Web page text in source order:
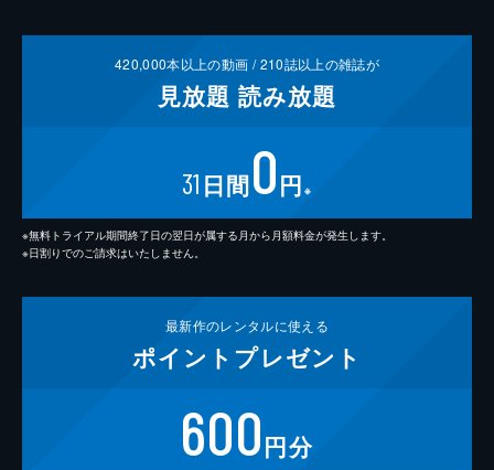
420,000本以上の動画 /210誌以上の雑誌が
見放題 読み放題
31 日間0円 ※
※無料トライアル期間終了日の翌日が属する月から月額料金が発生します。
※日割りでのご請求はいたしません。
最新作のレンタルに使える
ポイント プレゼント
600円分